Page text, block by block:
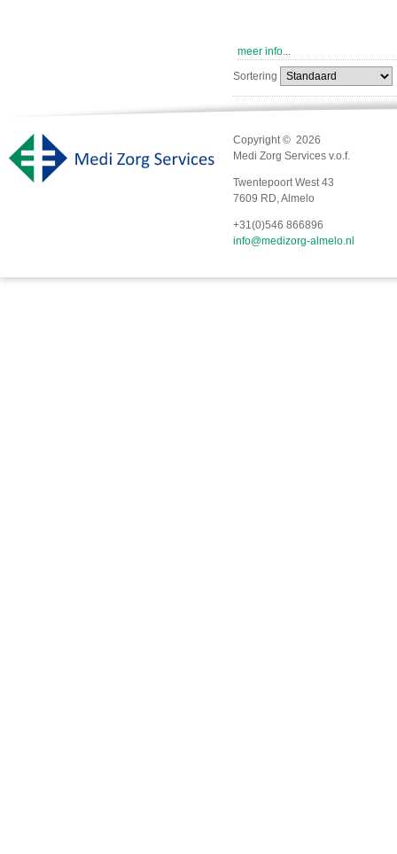
meer info...
Sortering
Copyright © 2026
Medi Zorg Services v.o.f.
Twentepoort West 43
7609 RD, Almelo
+31(0)546 866896
info@medizorg-almelo.nl